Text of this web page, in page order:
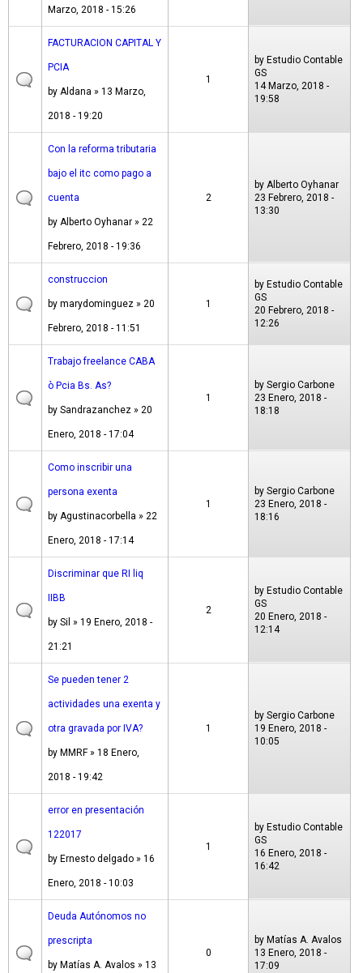
Marzo, 2018 - 15:26
FACTURACION CAPITAL Y
PCIA
by Aldana » 13 Marzo,
2018 - 19:20
1
by Estudio Contable
GS
14 Marzo, 2018 -
19:58
Con la reforma tributaria
bajo el itc como pago a
cuenta
by Alberto Oyhanar » 22
Febrero, 2018 - 19:36
2
by Alberto Oyhanar
23 Febrero, 2018 -
13:30
construccion
by marydominguez » 20
Febrero, 2018 - 11:51
1
by Estudio Contable
GS
20 Febrero, 2018 -
12:26
Trabajo freelance CABA
ò Pcia Bs. As?
by Sandrazanchez » 20
Enero, 2018 - 17:04
1
by Sergio Carbone
23 Enero, 2018 -
18:18
Como inscribir una
persona exenta
by Agustinacorbella » 22
Enero, 2018 - 17:14
1
by Sergio Carbone
23 Enero, 2018 -
18:16
Discriminar que RI liq
IIBB
by Sil » 19 Enero, 2018 -
21:21
2
by Estudio Contable
GS
20 Enero, 2018 -
12:14
Se pueden tener 2
actividades una exenta y
otra gravada por IVA?
by MMRF» 18 Enero,
2018 - 19:42
1
by Sergio Carbone
19 Enero, 2018 -
10:05
error en presentación
122017
by Ernesto delgado » 16
Enero, 2018 - 10:03
1
by Estudio Contable
GS
16 Enero, 2018 -
16:42
Deuda Autónomos no
prescripta
by Matías A. Avalos » 13
0
by Matías A. Avalos
13 Enero, 2018 -
17:09